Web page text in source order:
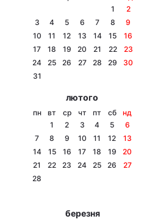
1
2
3
4 5 6 7 8
9
10
11 12 13 14 15
16
17
18 19 20 21 22
23
24
25 26 27 28 29
30
31
лютого
пн вт ср чт пт сб
нд
1
2 3 4 5
6
7
8 9 10 11 12
13
14
15 16 17 18 19
20
21
22 23 24 25 26
27
28
березня